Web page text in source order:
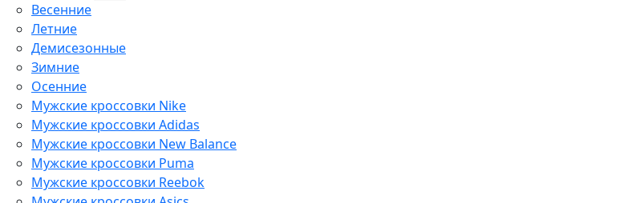
Весенние
Летние
Демисезонные
Зимние
Осенние
Мужские кроссовки Nike
Мужские кроссовки Adidas
Мужские кроссовки New Balance
Мужские кроссовки Puma
Мужские кроссовки Reebok